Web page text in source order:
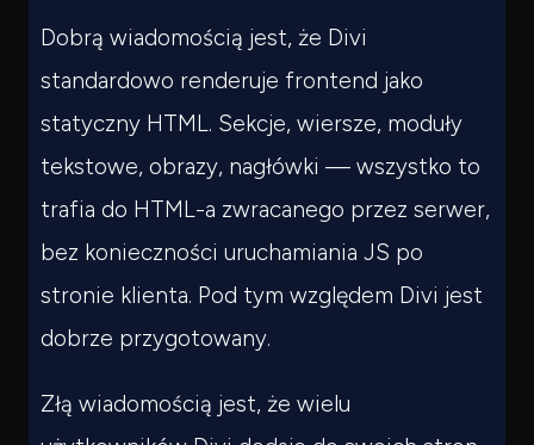
Dobrą wiadomością jest, że Divi
standardowo renderuje frontend jako
statyczny HTML. Sekcje, wiersze, moduły
tekstowe, obrazy, nagłówki — wszystko to
trafia do HTML-a zwracanego przez serwer,
bez konieczności uruchamiania JS po
stronie klienta. Pod tym względem Divi jest
dobrze przygotowany.
Złą wiadomością jest, że wielu